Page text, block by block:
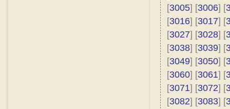
[3005] [3006] [
[3016] [3017] [
[3027] [3028] [
[3038] [3039] [
[3049] [3050] [
[3060] [3061] [
[3071] [3072] [
[3082] [3083] [